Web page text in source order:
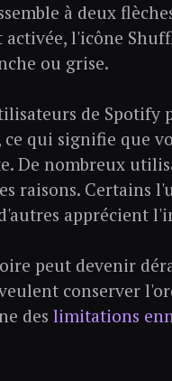
à deux
l'icône
ou grise.
de Spotify
qui signifie que
De nombreux
raisons. Certains
apprécient
peut devenir
conserver
des limitations